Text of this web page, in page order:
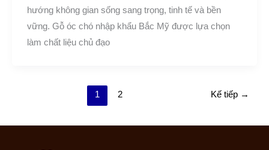
hướng không gian sống sang trọng, tinh tế và bền
vững. Gỗ óc chó nhập khẩu Bắc Mỹ được lựa chọn
làm chất liệu chủ đạo
1 2 Kế tiếp →